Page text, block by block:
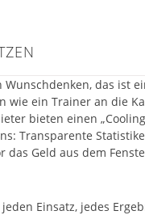
das ist
ein Trainer an die
bieten einen
Transparente
das Geld aus dem
Einsatz, jedes